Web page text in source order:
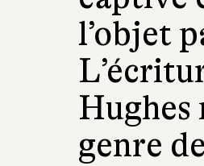
l’objet
Hughes
genre